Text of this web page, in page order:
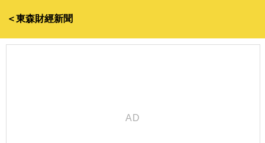
＜東森財經新聞